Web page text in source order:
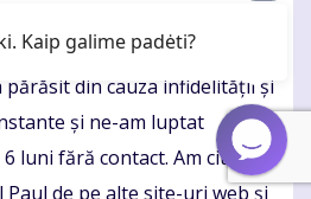
un jucător de vrăji în
meu iubit la mine chiar și
părăsit din cauza infidelității și
și ne-am luptat
luni fără contact. Am citit
de pe alte site-uri web și
Kaip galime padėti?